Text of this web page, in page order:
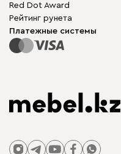
Для бизнеса
Карта сайта
Модульная мебель
Столы и стулья
Red Dot Award
Рейтинг рунета
Платежные системы